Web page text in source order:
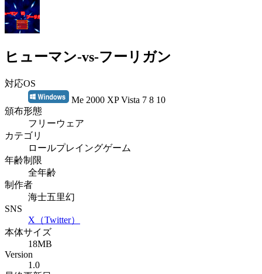
ヒューマン-vs-フーリガン
対応OS
Me 2000 XP Vista 7 8 10
頒布形態
フリーウェア
カテゴリ
ロールプレイングゲーム
年齢制限
全年齢
制作者
海士五里幻
SNS
X（Twitter）
本体サイズ
18MB
Version
1.0